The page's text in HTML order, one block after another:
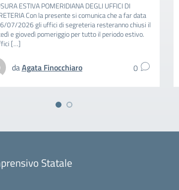
ESTIVA POMERIDIANA DEGLI UFFICI DI
Con la presente si comunica che a far data
07/2026 gli uffici di segreteria resteranno chiusi il
e giovedì pomeriggio per tutto il periodo estivo.
[…]
daAgata Finocchiaro 0
Statale